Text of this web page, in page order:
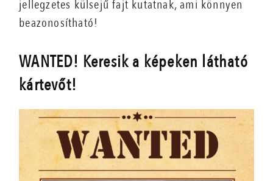
jellegzetes külsejű fajt kutatnak, ami könnyen
beazonosítható!
WANTED! Keresik a képeken látható
kártevőt!